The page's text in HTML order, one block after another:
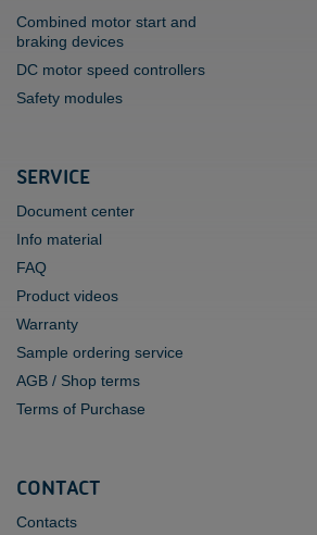
Combined motor start and
braking devices
DC motor speed controllers
Safety modules
SERVICE
Document center
Info material
FAQ
Product videos
Warranty
Sample ordering service
AGB / Shop terms
Terms of Purchase
CONTACT
Contacts